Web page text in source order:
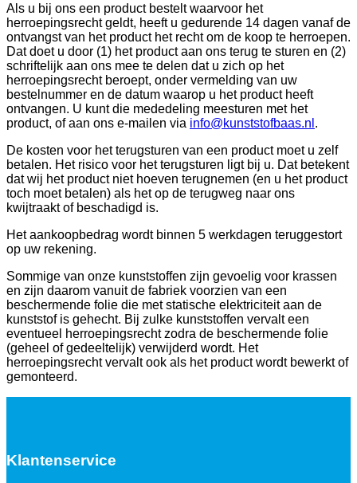
Als u bij ons een product bestelt waarvoor het
herroepingsrecht geldt, heeft u gedurende 14 dagen vanaf de
ontvangst van het product het recht om de koop te herroepen.
Dat doet u door (1) het product aan ons terug te sturen en (2)
schriftelijk aan ons mee te delen dat u zich op het
herroepingsrecht beroept, onder vermelding van uw
bestelnummer en de datum waarop u het product heeft
ontvangen. U kunt die mededeling meesturen met het
product, of aan ons e-mailen via info@kunststofbaas.nl .
De kosten voor het terugsturen van een product moet u zelf
betalen. Het risico voor het terugsturen ligt bij u. Dat betekent
dat wij het product niet hoeven terugnemen (en u het product
toch moet betalen) als het op de terugweg naar ons
kwijtraakt of beschadigd is.
Het aankoopbedrag wordt binnen 5 werkdagen teruggestort
op uw rekening.
Sommige van onze kunststoffen zijn gevoelig voor krassen
en zijn daarom vanuit de fabriek voorzien van een
beschermende folie die met statische elektriciteit aan de
kunststof is gehecht. Bij zulke kunststoffen vervalt een
eventueel herroepingsrecht zodra de beschermende folie
(geheel of gedeeltelijk) verwijderd wordt. Het
herroepingsrecht vervalt ook als het product wordt bewerkt of
gemonteerd.
Klantenservice